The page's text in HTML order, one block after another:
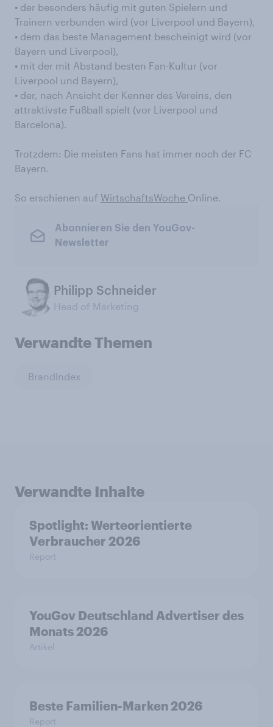
• der besonders häufig mit guten Spielern und
Trainern verbunden wird (vor Liverpool und Bayern),
• dem das beste Management bescheinigt wird (vor
Bayern und Liverpool),
• mit der mit Abstand besten Fan-Kultur (vor
Liverpool und Bayern),
• der, nach Ansicht der Kenner des Vereins, den
attraktivste Fußball spielt (vor Liverpool und
Barcelona).
Trotzdem: Die meisten Fans hat immer noch der FC
Bayern.
So erschienen auf WirtschaftsWoche Online.
Abonnieren Sie den YouGov-
Newsletter
Philipp Schneider
Head of Marketing
Verwandte Themen
BrandIndex
Verwandte Inhalte
Spotlight: Werteorientierte
Verbraucher 2026
Report
YouGov Deutschland Advertiser des
Monats 2026
Artikel
Beste Familien-Marken 2026
Report